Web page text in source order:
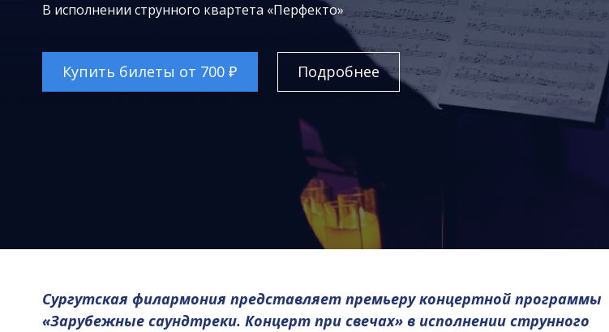
В исполнении струнного квартета «Перфекто»
Купить билеты от 700 ₽ Подробнее
Сургутская филармония представляет премьеру концертной программы
«Зарубежные саундтреки. Концерт при свечах» в исполнении струнного